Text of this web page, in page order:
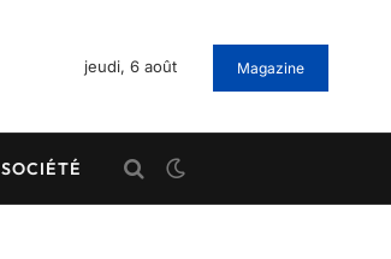
jeudi, 6 août Magazine
SOCIÉTÉ